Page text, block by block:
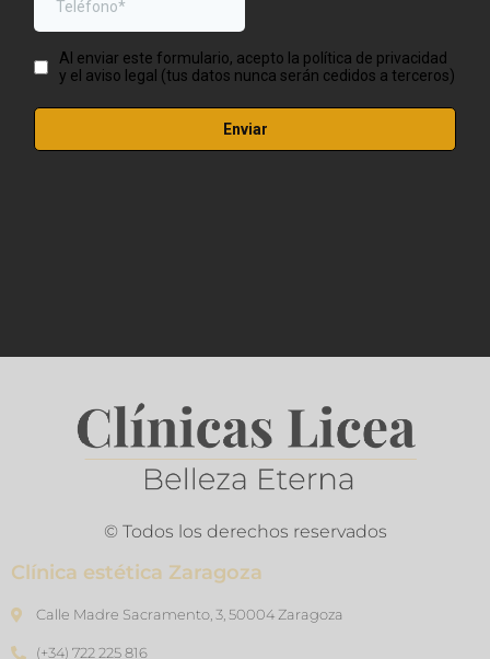
© Todos los derechos reservados
Clínica estética Zaragoza
Calle Madre Sacramento, 3, 50004 Zaragoza
(+34) 722 225 816